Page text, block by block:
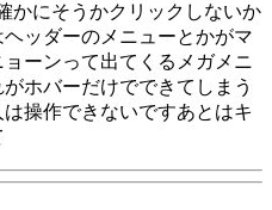
かにそうかクリックしないか
ッダーのメニューとかがマ
ーンって出てくるメガメニ
ホバーだけでできてしまう
操作できないですあとはキ